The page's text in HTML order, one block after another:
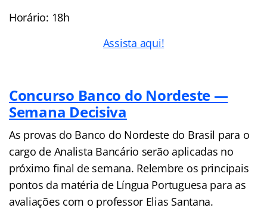
Horário: 18h
Assista aqui!
Concurso Banco do Nordeste —
Semana Decisiva
As provas do Banco do Nordeste do Brasil para o
cargo de Analista Bancário serão aplicadas no
próximo final de semana. Relembre os principais
pontos da matéria de Língua Portuguesa para as
avaliações com o professor Elias Santana.